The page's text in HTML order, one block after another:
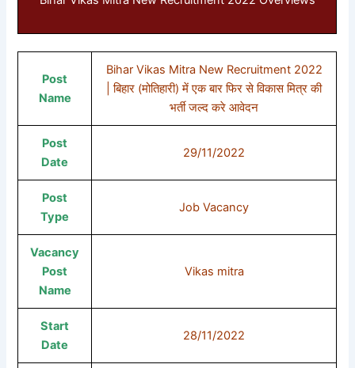
Post
Name
Bihar Vikas Mitra New Recruitment 2022
| बिहार (मोतिहारी) में एक बार फिर से विकास मित्र की
भर्ती जल्द करे आवेदन
Post
Date
29/11/2022
Post
Type
Job Vacancy
Vacancy
Post
Name
Vikas mitra
Start
Date
28/11/2022